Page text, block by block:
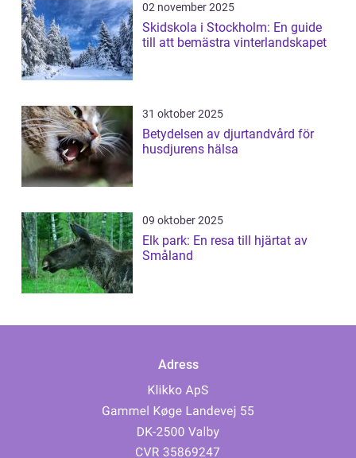
02 november 2025
Skidskola i Stockholm: En guide
till att bemästra vinterlandskapet
31 oktober 2025
Betydelsen av djurtandvård för
husdjurens hälsa
09 oktober 2025
Elk park: En resa till hjärtat av
Småland
Adress